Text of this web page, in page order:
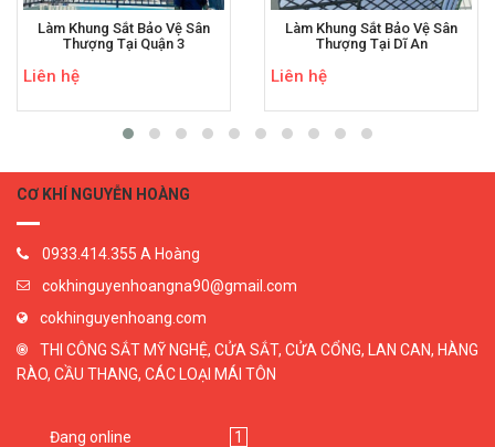
Làm Khung Sắt Bảo Vệ Sân
Thượng Tại Quận 3
Liên hệ
Làm Khung Sắt Bảo Vệ Sân
Thượng Tại Dĩ An
Liên hệ
CƠ KHÍ NGUYỄN HOÀNG
0933.414.355 A Hoàng
cokhinguyenhoangna90@gmail.com
cokhinguyenhoang.com
THI CÔNG SẮT MỸ NGHỆ, CỬA SẮT, CỬA CỔNG, LAN CAN, HÀNG
RÀO, CẦU THANG, CÁC LOẠI MÁI TÔN
Đang online 1